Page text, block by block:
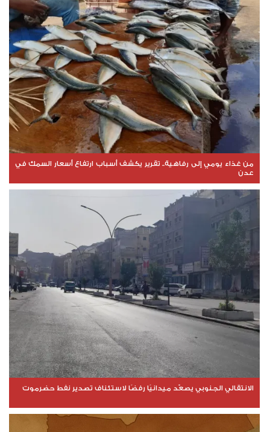
من غذاء يومي إلى رفاهية.. تقرير يكشف أسباب ارتفاع أسعار السمك في
عدن
الانتقالي الجنوبي يصعّد ميدانيًا رفضًا لاستئناف تصدير نفط حضرموت